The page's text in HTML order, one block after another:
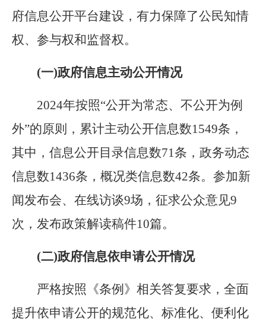
府信息公开平台建设，有力保障了公民知情
权、参与权和监督权。
(一)政府信息主动公开情况
2024年按照“公开为常态、不公开为例
外”的原则，累计主动公开信息数1549条，
其中，信息公开目录信息数71条，政务动态
信息数1436条，概况类信息数42条。参加新
闻发布会、在线访谈9场，征求公众意见9
次，发布政策解读稿件10篇。
(二)政府信息依申请公开情况
严格按照《条例》相关答复要求 ，全面
提升依申请公开的规范化、标准化、便利化